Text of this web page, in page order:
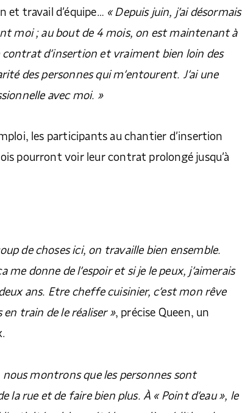
et travail d’équipe… « Depuis juin, j’ai désormais
moi ; au bout de 4 mois, on est maintenant à
d’insertion et vraiment bien loin des
des personnes qui m’entourent. J’ai une
avec moi. »
les participants au chantier d’insertion
pourront voir leur contrat prolongé jusqu’à
de choses ici, on travaille bien ensemble.
donne de l’espoir et si je le peux, j’aimerais
ans. Etre cheffe cuisinier, c’est mon rêve
en train de le réaliser », précise Queen, un
nous montrons que les personnes sont
la rue et de faire bien plus. À « Point d’eau », le